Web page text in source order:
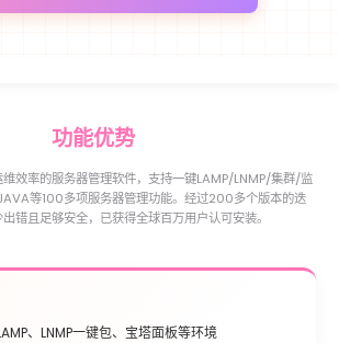
功能优势
效率的服务器管理软件，支持一键LAMP/LNMP/集群/监
等100多项服务器管理功能。经过200多个版本的迭
错且足够安全，已获得全球百万用户认可安装。
、LNMP一键包、宝塔面板等环境